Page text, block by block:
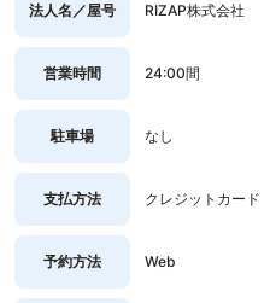
法人名／屋号 RIZAP株式会社
営業時間 24:00間
駐車場 なし
支払方法 クレジットカード
予約方法 Web